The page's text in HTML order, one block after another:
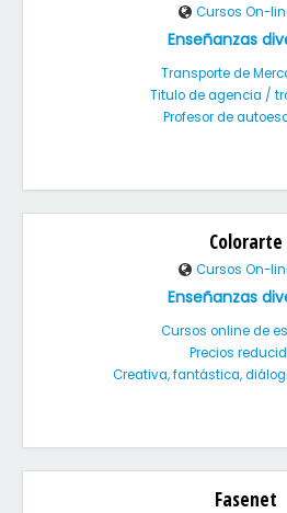
Cursos On-
Enseñanzas
Transporte de
Titulo de agencia /
Profesor de
Colorarte
Cursos On-
Enseñanzas
Cursos online de
Precios
Creativa, fantástica,
Fasenet